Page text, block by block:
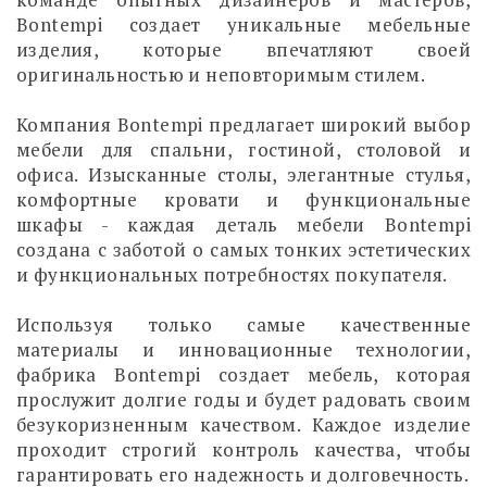
Bontempi создает уникальные мебельные
изделия, которые впечатляют своей
оригинальностью и неповторимым стилем.
Компания Bontempi предлагает широкий выбор
мебели для спальни, гостиной, столовой и
офиса. Изысканные столы, элегантные стулья,
комфортные кровати и функциональные
шкафы - каждая деталь мебели Bontempi
создана с заботой о самых тонких эстетических
и функциональных потребностях покупателя.
Используя только самые качественные
материалы и инновационные технологии,
фабрика Bontempi создает мебель, которая
прослужит долгие годы и будет радовать своим
безукоризненным качеством. Каждое изделие
проходит строгий контроль качества, чтобы
гарантировать его надежность и долговечность.